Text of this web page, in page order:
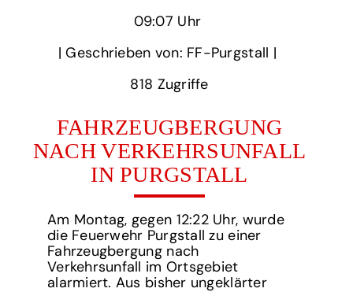
‎| Geschrieben von: FF-Purgstall | ‎
818‏‏‎ ‎Zugriffe
FAHRZEUGBERGUNG
NACH VERKEHRSUNFALL
IN PURGSTALL
Am Montag, gegen 12:22 Uhr, wurde
die Feuerwehr Purgstall zu einer
Fahrzeugbergung nach
Verkehrsunfall im Ortsgebiet
alarmiert. Aus bisher ungeklärter